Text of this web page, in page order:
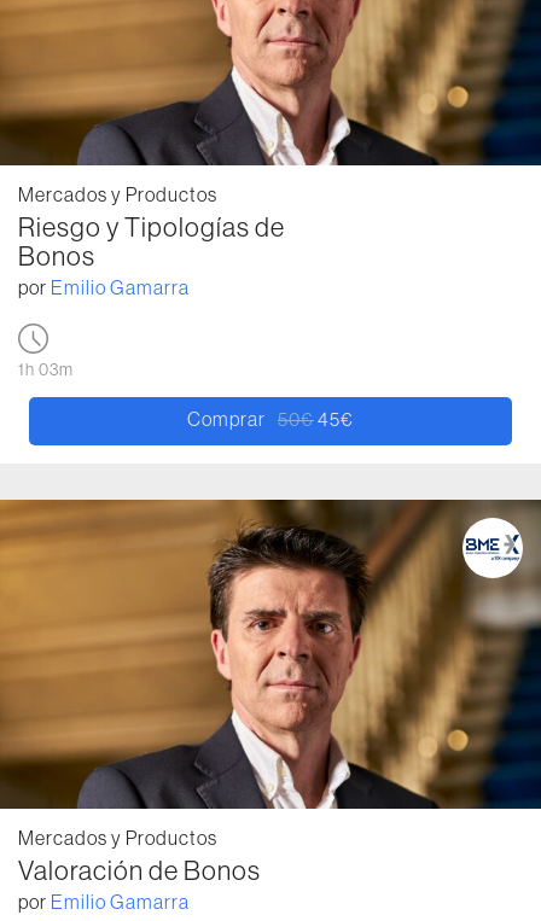
Mercados y Productos
Riesgo y Tipologías de
Bonos
por Emilio Gamarra
1h 03m
Comprar 50€
El precio original era: 50€.
45€
El precio actual es: 45€.
Mercados y Productos
Valoración de Bonos
por Emilio Gamarra